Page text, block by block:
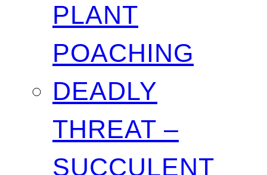
PLANT
POACHING
DEADLY
THREAT –
SUCCULENT